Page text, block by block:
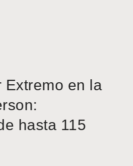
Extremo en la
hasta 115